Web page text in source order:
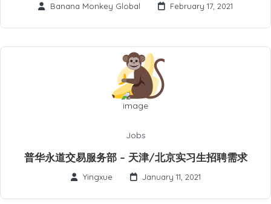
Banana Monkey Global February 17, 2021
Jobs
普华永道交易服务部 – 天津/北京实习生招聘需求
Yingxue January 11, 2021